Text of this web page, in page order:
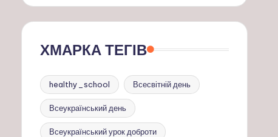
ХМАРКА ТЕГІВ
healthy_school Всесвітній день
Всеукраїнський день
Всеукраїнський урок доброти